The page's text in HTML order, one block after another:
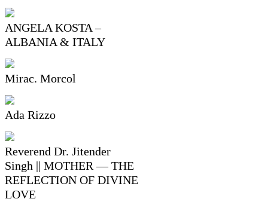
ANGELA KOSTA –
ALBANIA & ITALY
Mirac. Morcol
Ada Rizzo
Reverend Dr. Jitender
Singh || MOTHER — THE
REFLECTION OF DIVINE
LOVE